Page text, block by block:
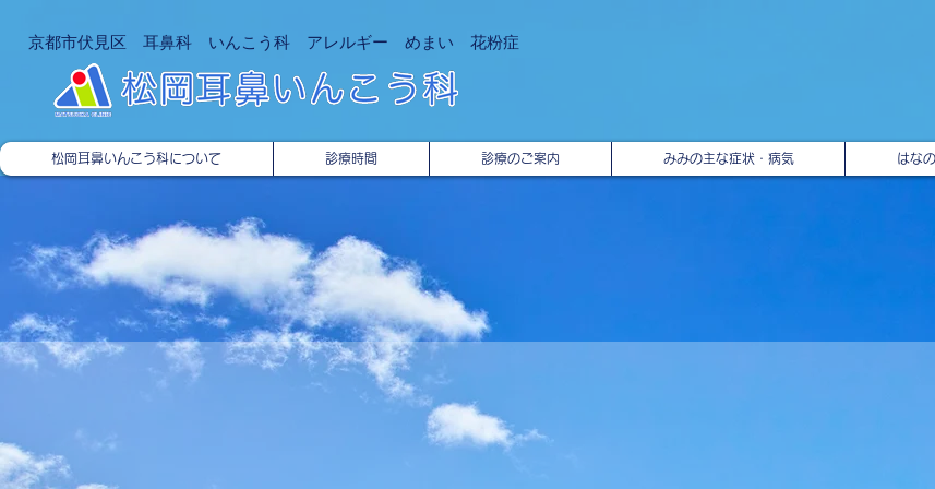
京都市伏見区 耳鼻科 ​ いんこう科 アレルギー めまい 花粉症
松岡耳鼻いんこう科について 診療時間 診療のご案内 みみの主な症状・病気 はな
松岡耳鼻いんこう